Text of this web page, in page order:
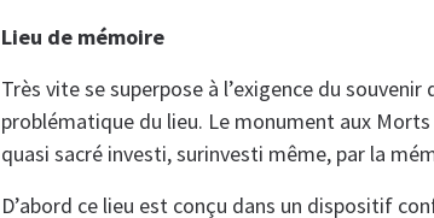
Lieu de mémoire
Très vite se superpose à l’exigence du
problématique du lieu. Le monument aux
quasi sacré investi, surinvesti même, par la
D’abord ce lieu est conçu dans un dispositif